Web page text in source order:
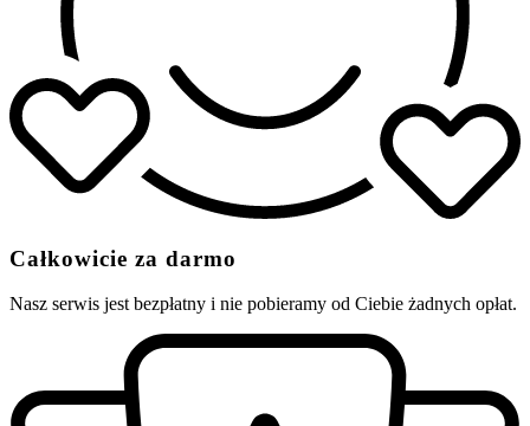
Całkowicie za darmo
Nasz serwis jest bezpłatny i nie pobieramy od Ciebie żadnych opłat.